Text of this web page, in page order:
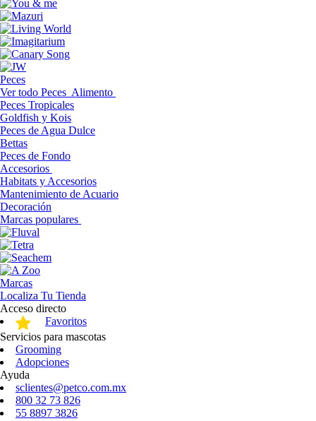
Peces
Ver todo Peces Alimento
Peces Tropicales
Goldfish y Kois
Peces de Agua Dulce
Bettas
Peces de Fondo
Accesorios
Habitats y Accesorios
Mantenimiento de Acuario
Decoración
Marcas populares
Marcas
Localiza Tu Tienda
Acceso directo
Favoritos
Servicios para mascotas
Grooming
Adopciones
Ayuda
sclientes@petco.com.mx
800 32 73 826
55 8897 3826